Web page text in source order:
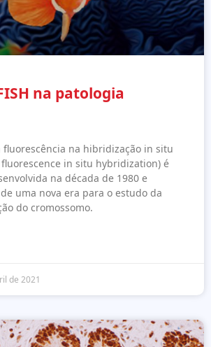
na patologia
na hibridização in situ
fluorescence in situ hybridization) é
na década de 1980 e
uma nova era para o estudo da
do cromossomo.
de 2021